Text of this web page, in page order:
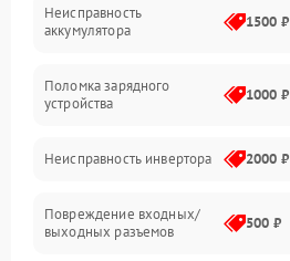
Звук и индикация
Механические повреждения
Неисправность
аккумулятора
1500 ₽
Поломка зарядного
устройства
1000 ₽
Неисправность инвертора 2000 ₽
Повреждение входных/
выходных разъемов
500 ₽